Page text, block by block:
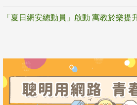
「夏日網安總動員」啟動 寓教於樂提